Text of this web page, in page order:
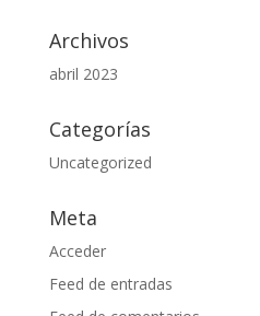
Archivos
abril 2023
Categorías
Uncategorized
Meta
Acceder
Feed de entradas